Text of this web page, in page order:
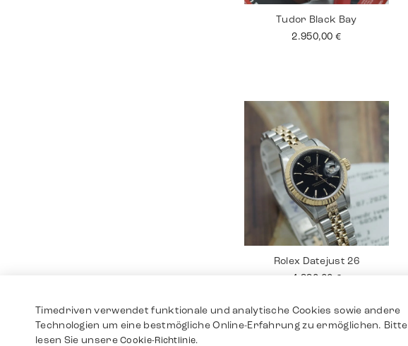
Tudor Black Bay
2.950,00€
Rolex Datejust 26
4.990,00 €
Timedriven verwendet funktionale und analytische Cookies sowie andere
Technologien um eine bestmögliche Online-Erfahrung zu ermöglichen. Bitte
lesen Sie unsereCookie-Richtlinie.